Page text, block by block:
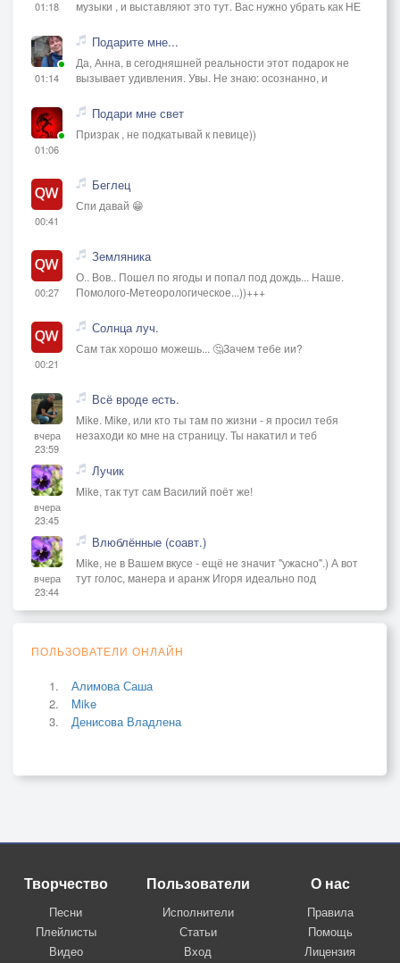
01:18
музыки , и выставляют это тут. Вас нужно убрать как НЕ
01:14
Подарите мне...
Да, Анна, в сегодняшней реальности этот подарок не
вызывает удивления. Увы. Не знаю: осознанно, и
01:06
Подари мне свет
Призрак , не подкатывай к певице))
00:41
Беглец
Спи давай 😁
00:27
Земляника
О.. Вов.. Пошел по ягоды и попал под дождь... Наше.
Помолого-Метеорологическое...))+++
00:21
Солнца луч.
Сам так хорошо можешь... 🤔Зачем тебе ии?
вчера
23:59
Всё вроде есть.
Mike. Mike, или кто ты там по жизни - я просил тебя
незаходи ко мне на страницу. Ты накатил и теб
вчера
23:45
Лучик
Mike, так тут сам Василий поёт же!
вчера
23:44
Влюблённые (соавт.)
Mike, не в Вашем вкусе - ещё не значит "ужасно".) А вот
тут голос, манера и аранж Игоря идеально под
ПОЛЬЗОВАТЕЛИ ОНЛАЙН
Алимова Саша
Mike
Денисова Владлена
Творчество
Песни
Плейлисты
Видео
Пользователи
Исполнители
Статьи
Вход
О нас
Правила
Помощь
Лицензия